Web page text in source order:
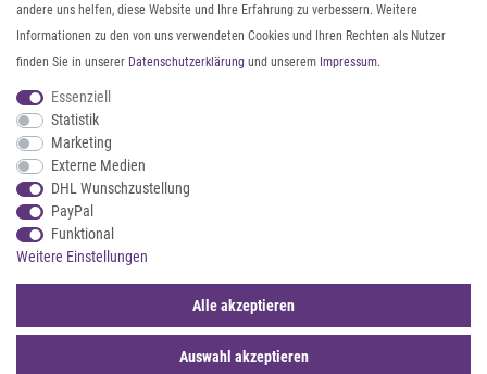
Pinterest
Twitter
Youtube
Threads
Textilpflege
Textil- und Material-Guide
Geldbörse richtig organisieren
ZAHLUNG & VERSAND
andere uns helfen, diese Website und Ihre Erfahrung zu verbessern. Weitere
Informationen zu den von uns verwendeten Cookies und Ihren Rechten als Nutzer
finden Sie in unserer Daten­schutz­erklärung und unserem Impressum.
Essenziell
Statistik
Marketing
Externe Medien
DHL Wunschzustellung
PayPal
Funktional
Weitere Einstellungen
Auswahl akzeptieren
Alle akzeptieren
© 2026 styleBREAKER | Alle Rechte vorbehalten. |